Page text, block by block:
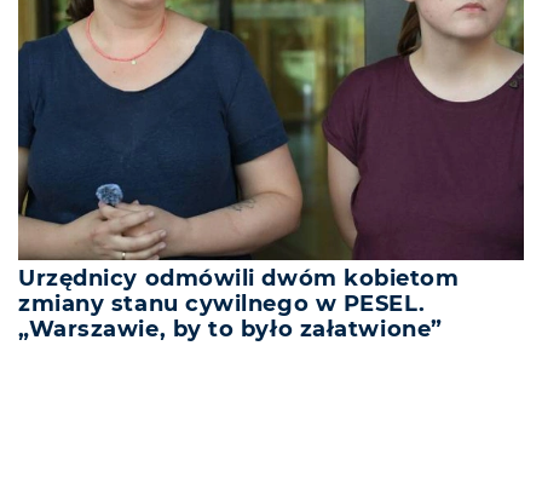
Urzędnicy odmówili dwóm kobietom
zmiany stanu cywilnego w PESEL.
„Warszawie, by to było załatwione”